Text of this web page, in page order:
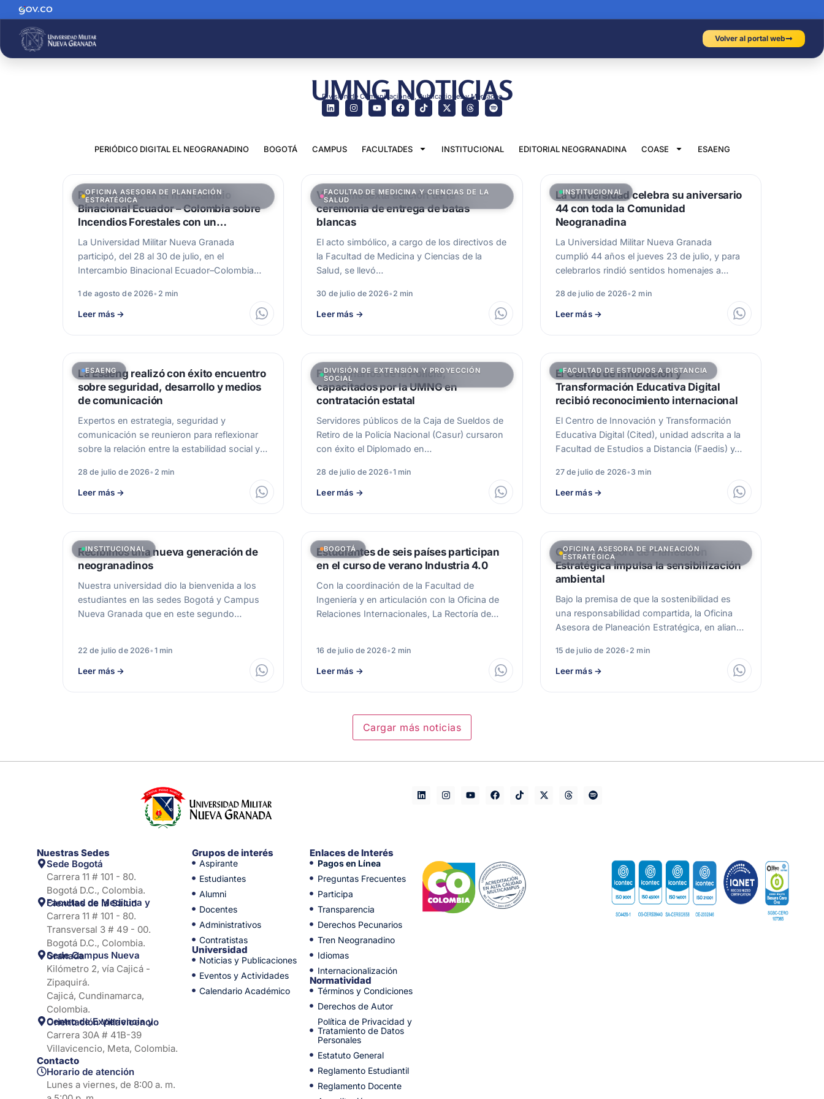
Volver al portal web
UMNG NOTICIAS
División de Comunicaciones, Publicaciones y Mercadeo
PERIÓDICO DIGITAL EL NEOGRANADINO BOGOTÁ CAMPUS FACULTADES INSTITUCIONAL EDITORIAL NEOGRANADINA COASE ESAENG
OFICINA ASESORA DE PLANEACIÓN
ESTRATÉGICA
Participamos en el Intercambio
Binacional Ecuador – Colombia sobre
Incendios Forestales con un
La Universidad Militar Nueva Granada
participó, del 28 al 30 de julio, en el
Intercambio Binacional Ecuador–Colombia
1 de agosto de 2026• 2 min
Leer más →
FACULTAD DE MEDICINA Y CIENCIAS DE LA
SALUD
Vigesimosexta edición de la
ceremonia de entrega de batas
blancas
El acto simbólico, a cargo de los directivos de
la Facultad de Medicina y Ciencias de la
Salud, se llevó…
30 de julio de 2026• 2 min
Leer más →
INSTITUCIONAL
La Universidad celebra su aniversario
44 con toda la Comunidad
Neogranadina
La Universidad Militar Nueva Granada
cumplió 44 años el jueves 23 de julio, y para
celebrarlos rindió sentidos homenajes a…
28 de julio de 2026• 2 min
Leer más →
ESAENG
La Esaeng realizó con éxito encuentro
sobre seguridad, desarrollo y medios
de comunicación
Expertos en estrategia, seguridad y
comunicación se reunieron para reflexionar
sobre la relación entre la estabilidad social y
28 de julio de 2026• 2 min
Leer más →
DIVISIÓN DE EXTENSIÓN Y PROYECCIÓN
SOCIAL
Funcionarios de la Policía,
capacitados por la UMNG en
contratación estatal
Servidores públicos de la Caja de Sueldos de
Retiro de la Policía Nacional (Casur) cursaron
con éxito el Diplomado en…
28 de julio de 2026•1 min
Leer más →
FACULTAD DE ESTUDIOS A DISTANCIA
El Centro de Innovación y
Transformación Educativa Digital
recibió reconocimiento internacional
El Centro de Innovación y Transformación
Educativa Digital (Cited), unidad adscrita a la
Facultad de Estudios a Distancia (Faedis) y…
27 de julio de 2026• 3 min
Leer más →
INSTITUCIONAL
Recibimos una nueva generación de
neogranadinos
Nuestra universidad dio la bienvenida a los
estudiantes en las sedes Bogotá y Campus
Nueva Granada que en este segundo…
22 de julio de 2026• 1 min
Leer más →
BOGOTÁ
Estudiantes de seis países participan
en el curso de verano Industria 4.0
Con la coordinación de la Facultad de
Ingeniería y en articulación con la Oficina de
Relaciones Internacionales, La Rectoría de…
16 de julio de 2026• 2 min
Leer más →
OFICINA ASESORA DE PLANEACIÓN
ESTRATÉGICA
Oficina Asesora de Planeación
Estratégica impulsa la sensibilización
ambiental
Bajo la premisa de que la sostenibilidad es
una responsabilidad compartida, la Oficina
Asesora de Planeación Estratégica, en alianza
15 de julio de 2026• 2 min
Leer más →
Cargar más noticias
Nuestras Sedes
Sede Bogotá
Carrera 11 # 101 - 80.
Bogotá D.C., Colombia.
Facultad de Medicina y Ciencias de la Salud
Carrera 11 # 101 - 80.
Transversal 3 # 49 - 00.
Bogotá D.C., Colombia.
Sede Campus Nueva Granada
Kilómetro 2, vía Cajicá -
Zipaquirá.
Cajicá, Cundinamarca,
Colombia.
Centro de Experiencia y Orientación Villavicencio
Carrera 30A # 41B-39
Villavicencio, Meta, Colombia.
Contacto
Horario de atención
Lunes a viernes, de 8:00 a. m.
Grupos de interés
Aspirante
Estudiantes
Alumni
Docentes
Administrativos
Contratistas
Universidad
Noticias y Publicaciones
Eventos y Actividades
Calendario Académico
Enlaces de Interés
Pagos en Línea
Preguntas Frecuentes
Participa
Transparencia
Derechos Pecunarios
Tren Neogranadino
Idiomas
Internacionalización
Normatividad
Términos y Condiciones
Derechos de Autor
Política de Privacidad y
Tratamiento de Datos
Personales
Estatuto General
Reglamento Estudiantil
Reglamento Docente